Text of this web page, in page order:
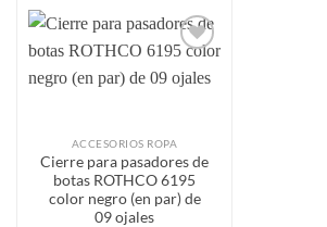
a la
ACCESORIOS ROPA
Cierre para pasadores de
botas ROTHCO 6195
color negro (en par) de
09 ojales